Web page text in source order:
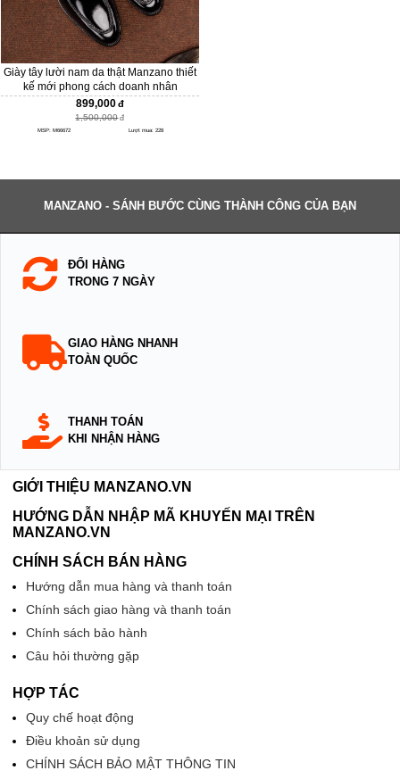
Giày tây lười nam da thật Manzano thiết
kế mới phong cách doanh nhân
M66672
899,000
1,500,000
MSP: M66672 Lượt mua: 228
MANZANO - SÁNH BƯỚC CÙNG THÀNH CÔNG CỦA BẠN
ĐỔI HÀNG
TRONG 7 NGÀY
GIAO HÀNG NHANH
TOÀN QUỐC
THANH TOÁN
KHI NHẬN HÀNG
GIỚI THIỆU MANZANO.VN
HƯỚNG DẪN NHẬP MÃ KHUYẾN MẠI TRÊN
MANZANO.VN
CHÍNH SÁCH BÁN HÀNG
Hướng dẫn mua hàng và thanh toán
Chính sách giao hàng và thanh toán
Chính sách bảo hành
Câu hỏi thường gặp
HỢP TÁC
Quy chế hoạt động
Điều khoản sử dụng
CHÍNH SÁCH BẢO MẬT THÔNG TIN